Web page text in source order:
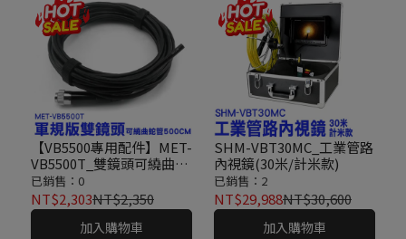
【VB5500專用配件】MET-
VB5500T_雙鏡頭可繞曲蛇
管(500公分)
已銷售：0
NT$2,303NT$2,350
加入購物車
SHM-VBT30MC_工業管路
內視鏡(30米/計米款)
已銷售：2
NT$29,988NT$30,600
加入購物車